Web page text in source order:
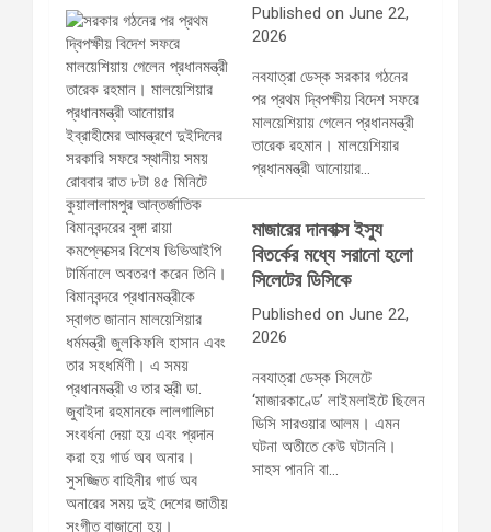
Published on June 22,
2026
নবযাত্রা ডেস্ক সরকার গঠনের
পর প্রথম দ্বিপক্ষীয় বিদেশ সফরে
মালয়েশিয়ায় গেলেন প্রধানমন্ত্রী
তারেক রহমান। মালয়েশিয়ার
প্রধানমন্ত্রী আনোয়ার…
মাজারের দানবাক্স ইস্যু
বিতর্কের মধ্যে সরানো হলো
সিলেটের ডিসিকে
Published on June 22,
2026
নবযাত্রা ডেস্ক সিলেটে
‘মাজারকাণ্ডে’ লাইমলাইটে ছিলেন
ডিসি সারওয়ার আলম। এমন
ঘটনা অতীতে কেউ ঘটাননি।
সাহস পাননি বা…